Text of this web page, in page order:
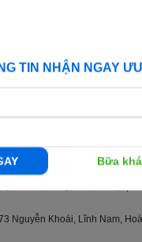
VIỆT NAM
cấp: 05/10/2017 - Nơi cấp: Sở
đường số 23, khu đô thị Thành
Hà Nội |
Xem bản đồ
Nguyễn Khoái, Lĩnh Nam,
TIN NHẬN NGAY
Bữa